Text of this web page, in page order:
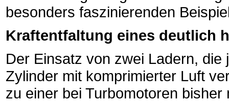
besonders faszinierenden
Kraftentfaltung eines deutlich
Der Einsatz von zwei Ladern, die
Zylinder mit komprimierter Luft
zu einer bei Turbomotoren bisher